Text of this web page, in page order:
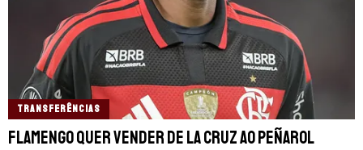
TRANSFERÊNCIAS
Flamengo quer vender De La Cruz ao Peñarol